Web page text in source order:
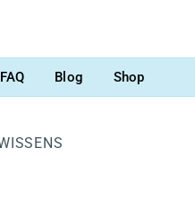
FAQ Blog Shop